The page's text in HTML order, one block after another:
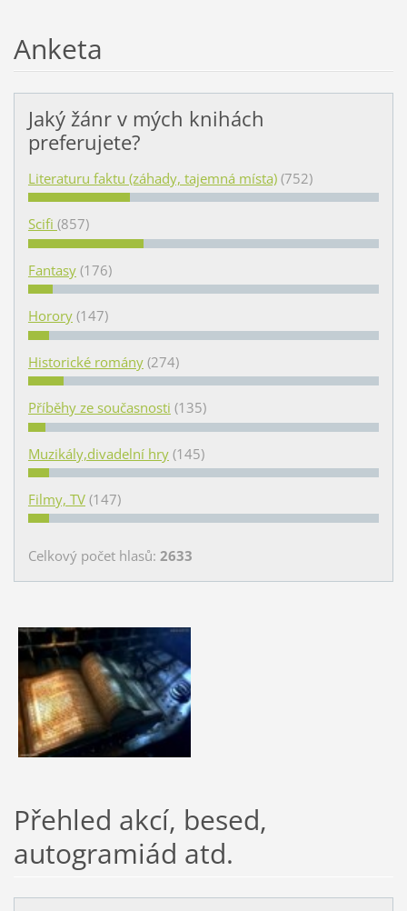
Anketa
Jaký žánr v mých knihách
preferujete?
Literaturu faktu (záhady, tajemná místa) (752)
Scifi (857)
Fantasy (176)
Horory (147)
Historické romány (274)
Příběhy ze současnosti (135)
Muzikály,divadelní hry (145)
Filmy, TV (147)
Celkový počet hlasů: 2633
Přehled akcí, besed,
autogramiád atd.